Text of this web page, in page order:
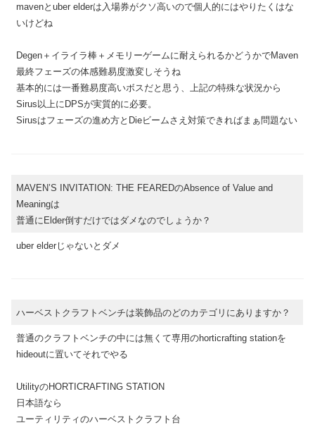
mavenとuber elderは入場券がクソ高いので個人的にはやりたくはな
いけどね
Degen＋イライラ棒＋メモリーゲームに耐えられるかどうかでMaven
最終フェーズの体感難易度激変しそうね
基本的には一番難易度高いボスだと思う、上記の特殊な状況から
Sirus以上にDPSが実質的に必要。
Sirusはフェーズの進め方とDieビームさえ対策できればまぁ問題ない
MAVEN’S INVITATION: THE FEAREDのAbsence of Value and
Meaningは
普通にElder倒すだけではダメなのでしょうか？
uber elderじゃないとダメ
ハーベストクラフトベンチは装飾品のどのカテゴリにありますか？
普通のクラフトベンチの中には無くて専用のhorticrafting stationを
hideoutに置いてそれでやる
UtilityのHORTICRAFTING STATION
日本語なら
ユーティリティのハーベストクラフト台